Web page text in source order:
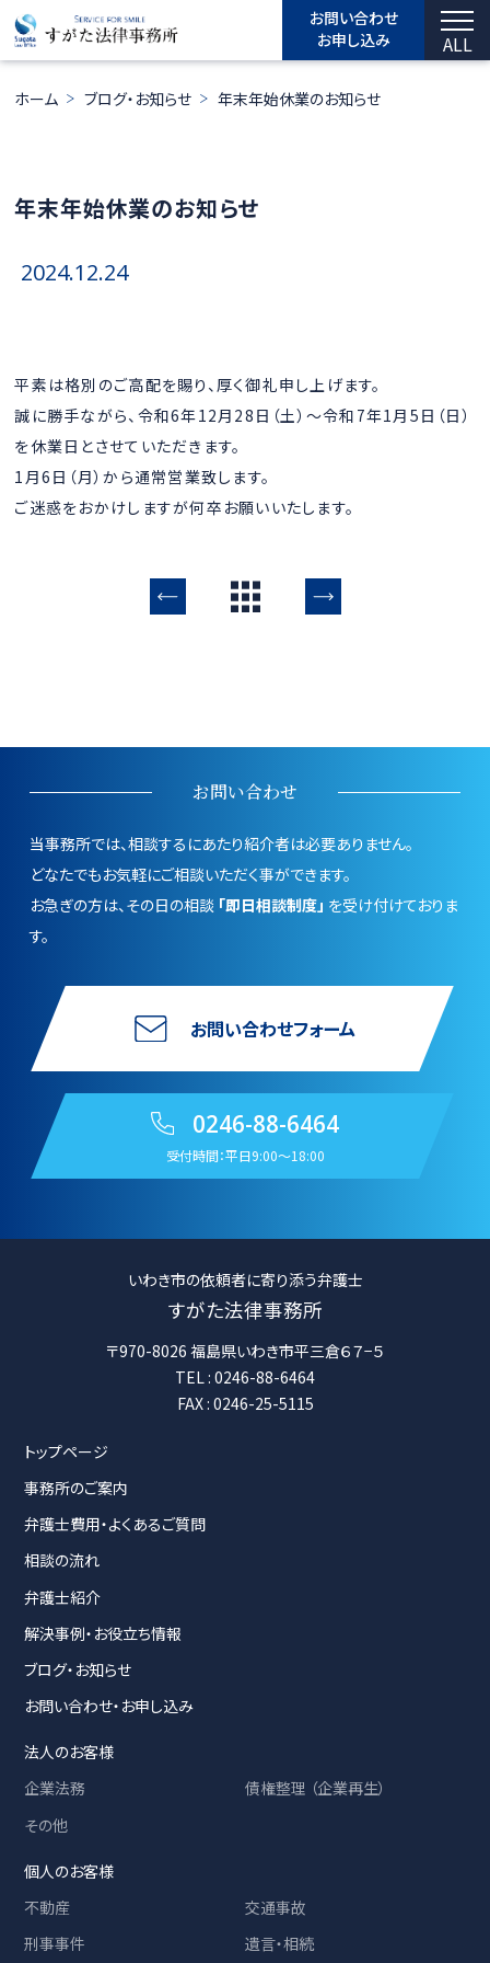
お問い合わせ
お申し込み
ALL
ホーム ブログ・お知らせ 年末年始休業のお知らせ
年末年始休業のお知らせ
2024.12.24
平素は格別のご高配を賜り、厚く御礼申し上げます。
誠に勝手ながら、令和6年12月28日（土）〜令和7年1月5日（日）
を休業日とさせていただきます。
1月6日（月）から通常営業致します。
ご迷惑をおかけしますが何卒お願いいたします。
お問い合わせ
当事務所では、相談するにあたり紹介者は必要ありません。
どなたでもお気軽にご相談いただく事ができます。
お急ぎの方は、その日の相談 「即日相談制度」 を受け付けておりま
す。
お問い合わせフォーム
0246-88-6464
受付時間：平日9:00〜18:00
いわき市の依頼者に寄り添う弁護士
すがた法律事務所
〒970-8026 福島県いわき市平三倉６７−５
TEL : 0246-88-6464
FAX : 0246-25-5115
トップページ
事務所のご案内
弁護士費用・よくあるご質問
相談の流れ
弁護士紹介
解決事例・お役立ち情報
ブログ・お知らせ
お問い合わせ・お申し込み
法人のお客様
企業法務
債権整理 （企業再生）
その他
個人のお客様
不動産
交通事故
刑事事件
遺言・相続